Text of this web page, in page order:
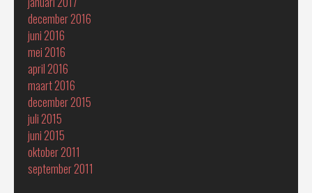
december 2016
juni 2016
mei 2016
april 2016
maart 2016
december 2015
juli 2015
juni 2015
oktober 2011
september 2011